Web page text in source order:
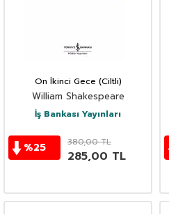
On İkinci Gece (Ciltli)
William Shakespeare
İş Bankası Yayınları
%25 380,00TL
285,00 TL